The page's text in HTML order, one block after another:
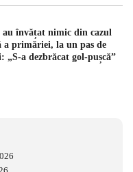
învățat nimic din cazul
primăriei, la un pas de
a dezbrăcat gol-pușcă”